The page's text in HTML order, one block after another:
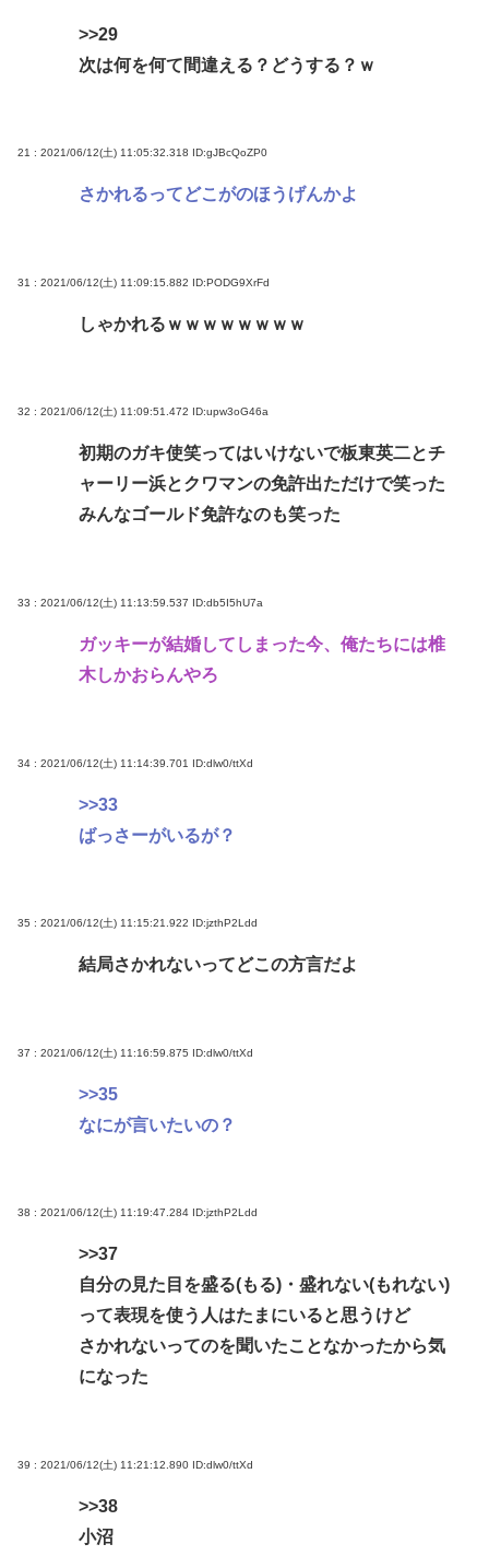
>>29
次は何を何て間違える？どうする？ｗ
21 : 2021/06/12(土) 11:05:32.318 ID:gJBcQoZP0
さかれるってどこがのほうげんかよ
31 : 2021/06/12(土) 11:09:15.882 ID:PODG9XrFd
しゃかれるｗｗｗｗｗｗｗｗ
32 : 2021/06/12(土) 11:09:51.472 ID:upw3oG46a
初期のガキ使笑ってはいけないで板東英二とチ
ャーリー浜とクワマンの免許出ただけで笑った
みんなゴールド免許なのも笑った
33 : 2021/06/12(土) 11:13:59.537 ID:db5I5hU7a
ガッキーが結婚してしまった今、俺たちには椎
木しかおらんやろ
34 : 2021/06/12(土) 11:14:39.701 ID:dlw0/ttXd
>>33
ばっさーがいるが？
35 : 2021/06/12(土) 11:15:21.922 ID:jzthP2Ldd
結局さかれないってどこの方言だよ
37 : 2021/06/12(土) 11:16:59.875 ID:dlw0/ttXd
>>35
なにが言いたいの？
38 : 2021/06/12(土) 11:19:47.284 ID:jzthP2Ldd
>>37
自分の見た目を盛る(もる)・盛れない(もれない)
って表現を使う人はたまにいると思うけど
さかれないってのを聞いたことなかったから気
になった
39 : 2021/06/12(土) 11:21:12.890 ID:dlw0/ttXd
>>38
小沼